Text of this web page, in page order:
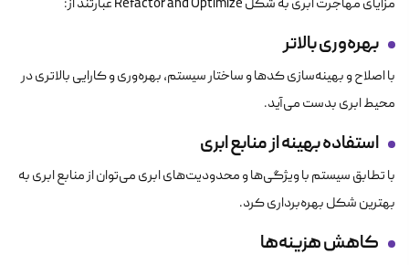
مزایای مهاجرت ابری به شکل Refactor and Optimize عبارتند از:
بهره‌وری بالاتر
با اصلاح و بهینه‌سازی کدها و ساختار سیستم، بهره‌وری و کارایی بالاتری در
محیط ابری بدست می‌آید.
استفاده بهینه از منابع ابری
با تطابق سیستم‌ با ویژگی‌ها و محدودیت‌های ابری می‌توان از منابع ابری به
بهترین شکل بهره‌برداری کرد.
کاهش هزینه‌ها